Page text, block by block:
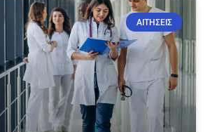
ΑΙΤΗΣΕΙΣ